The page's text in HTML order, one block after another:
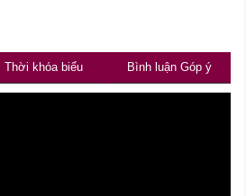
Thời khóa biểu Bình luận Góp ý